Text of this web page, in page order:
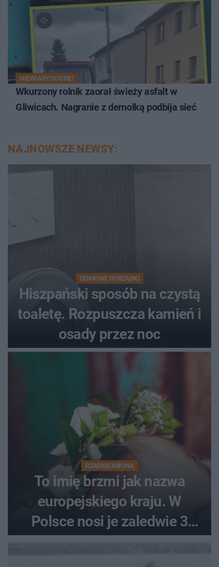
NIEWIARYGODNE!
Wkurzony rolnik zaorał świeży asfalt w
Gliwicach. Nagranie z demolką podbija sieć
NAJNOWSZE NEWSY:
DOMOWE PORZĄDKI
Hiszpański sposób na czystą
toaletę. Rozpuszcza kamień i
osady przez noc
RZADKIE IMIONA
To imię brzmi jak nazwa
europejskiego kraju. W
Polsce nosi je zaledwie 3